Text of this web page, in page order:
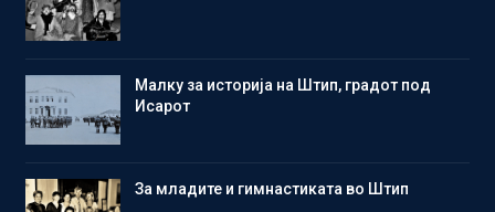
Малку за историја на Штип, градот под
Исарот
Зa младите и гимнастиката во Штип